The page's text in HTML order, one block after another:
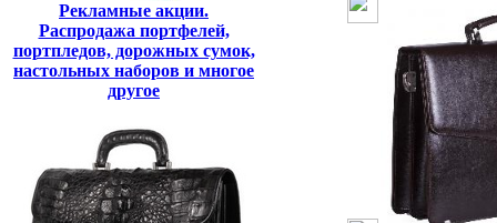
Рекламные акции.
Распродажа портфелей,
портпледов, дорожных сумок,
настольных наборов и многое
другое